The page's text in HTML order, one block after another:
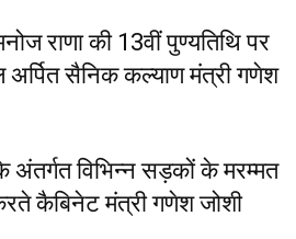
राणा की 13वीं पुण्यतिथि पर
अर्पित सैनिक कल्याण मंत्री गणेश
अंतर्गत विभिन्न सड़कों के मरम्मत
कैबिनेट मंत्री गणेश जोशी